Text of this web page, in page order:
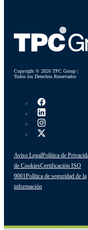
Copyright © 2026 TPC Group |
Todos los Derechos Reservados
Aviso LegalPolítica de
de CookiesCertificación ISO
9001Política de seguridad de la
información